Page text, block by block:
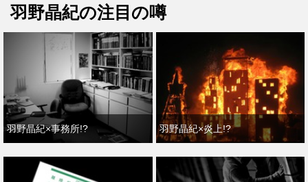
羽野晶紀の注目の噂
羽野晶紀×事務所!? 羽野晶紀×炎上!?